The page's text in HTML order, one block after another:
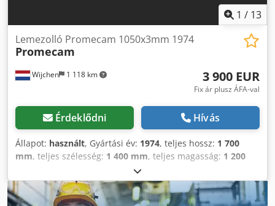
1 / 13
Wijchen 1 118 km
Lemezolló Promecam 1050x3mm 1974
Promecam
3 900 EUR
Fix ár plusz ÁFA-val
Érdeklődni Hívás
Állapot: használt, Gyártási év: 1974, teljes hossz: 1 700
mm, teljes szélesség: 1 400 mm, teljes magasság: 1 200
, Szín: Szürke Súly: 1 000 kg - Gyártási év: 1974 -
Dokumentáció elérhető: Nem - CE-tanúsítvány: Nem áll
rendelkezésre - Sorozatszám: 72 - Vezérlés típusa: